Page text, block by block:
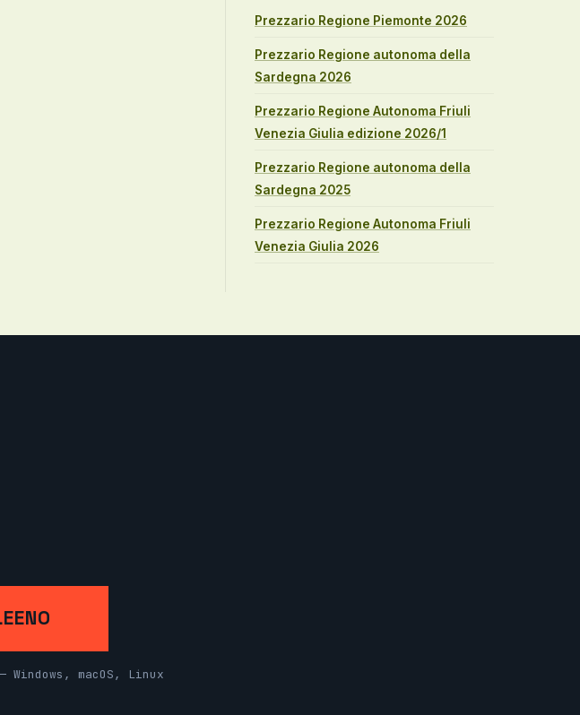
Prezzario Regione Piemonte 2026
Prezzario Regione autonoma della
Sardegna 2026
Prezzario Regione Autonoma Friuli
Venezia Giulia edizione 2026/1
Prezzario Regione autonoma della
Sardegna 2025
Prezzario Regione Autonoma Friuli
Venezia Giulia 2026
macOS, Linux